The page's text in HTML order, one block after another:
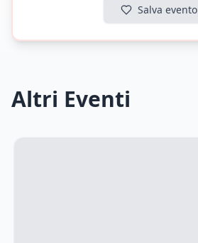
Salva evento
Altri Eventi